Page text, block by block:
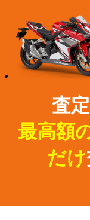
査
最高額
だけ